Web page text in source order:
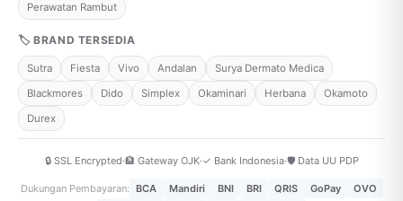
Perawatan Rambut
🏷 BRAND TERSEDIA
Sutra Fiesta Vivo Andalan
Surya Dermato Medica
Blackmores
Dido Simplex Okaminari Herbana
Okamoto
Durex
🔒 SSL Encrypted·🏦 Gateway OJK·✓ Bank Indonesia·🛡️ Data UU PDP
Dukungan Pembayaran: BCA Mandiri BNI BRI QRIS GoPay
OVO